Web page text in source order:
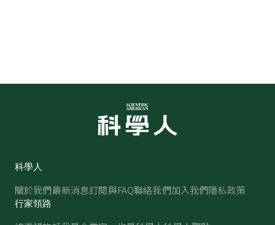
科學人
關於我們最新消息訂閱與FAQ聯絡我們加入我們隱私政策
行家領路